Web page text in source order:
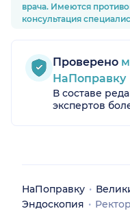
врача. Имеются
консультация
Проверено
НаПоправку
В составе
экспертов
НаПоправку
Эндоскопия